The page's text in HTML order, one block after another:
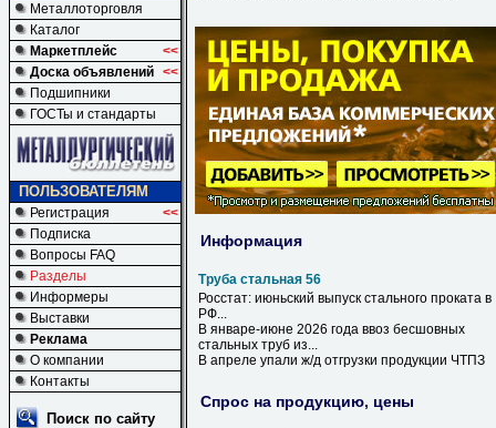
Металлоторговля
Каталог
Маркетплейс
<<
Доска объявлений <<
Подшипники
ГОСТы и стандарты
ПОЛЬЗОВАТЕЛЯМ
Регистрация
<<
Подписка
Вопросы FAQ
Разделы
Информеры
Выставки
Реклама
О компании
Контакты
Поиск по сайту
Информация
Труба стальная 56
Росстат: июньский выпуск стального проката в
РФ...
В январе-июне 2026 года ввоз бесшовных
стальных труб из...
В апреле упали ж/д отгрузки продукции ЧТПЗ
Спрос на продукцию, цены